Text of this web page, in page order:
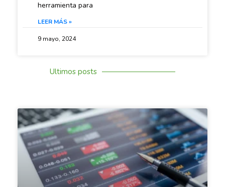
herramienta para
LEER MÁS »
9 mayo, 2024
Ultimos posts
SACANDO CUENTAS